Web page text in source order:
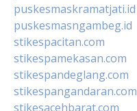
puskesmaskramatjati.id
puskesmasngambeg.id
stikespacitan.com
stikespamekasan.com
stikespandeglang.com
stikespangandaran.com
stikesacehbarat.com